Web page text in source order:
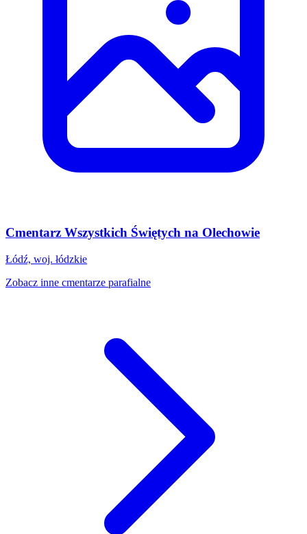
Cmentarz Wszystkich Świętych na Olechowie
Łódź, woj. łódzkie
Zobacz inne cmentarze parafialne